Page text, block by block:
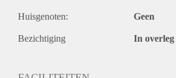
Huisgenoten: Geen
Bezichtiging In overleg